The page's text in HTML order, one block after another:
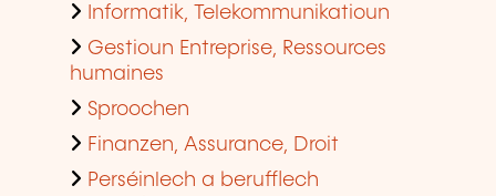
Informatik, Telekommunikatioun
Gestioun Entreprise, Ressources
humaines
Sproochen
Finanzen, Assurance, Droit
Perséinlech a berufflech